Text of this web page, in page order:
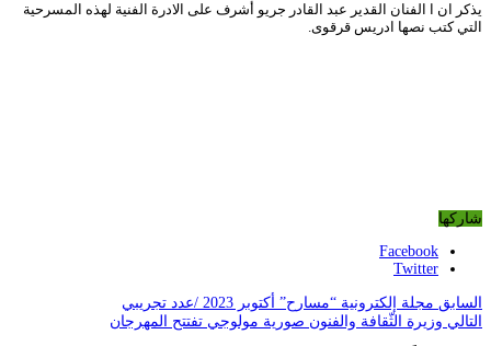
يذكر ان ا الفنان القدير عبد القادر جريو أشرف على الادرة الفنية لهذه المسرحية
التي كتب نصها ادريس قرقوى.
شاركها
Facebook
Twitter
السابق مجلة إلكترونية “مسارح” أكتوبر 2023 /عدد تجريبي
التالي وزيرة الثّقافة والفنون صورية مولوجي تفتتح المهرجان